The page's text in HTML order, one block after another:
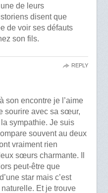
de leurs
disent que
de voir ses défauts
son fils.
son encontre je l’aime
sourire avec sa sœur,
sympathie. Je suis
souvent au deux
vraiment rien
sœurs charmante. Il
peut-être que
star mais c’est
Et je trouve
REPLY